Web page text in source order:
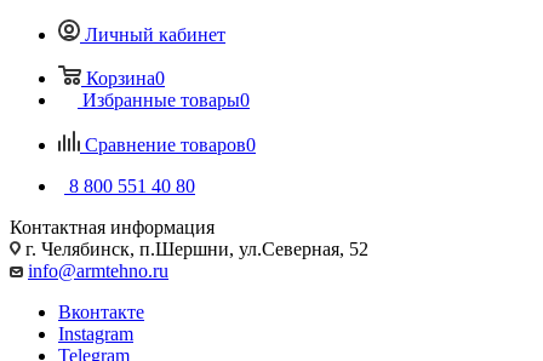
Личный кабинет
Корзина0
Избранные товары0
Сравнение товаров0
8 800 551 40 80
Контактная информация
г. Челябинск, п.Шершни, ул.Северная, 52
info@armtehno.ru
Вконтакте
Instagram
Telegram